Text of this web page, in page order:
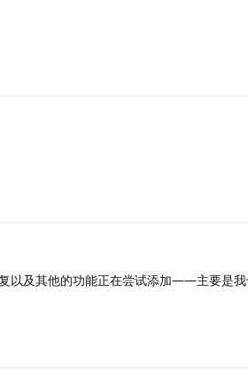
以及其他的功能正在尝试添加——主要是